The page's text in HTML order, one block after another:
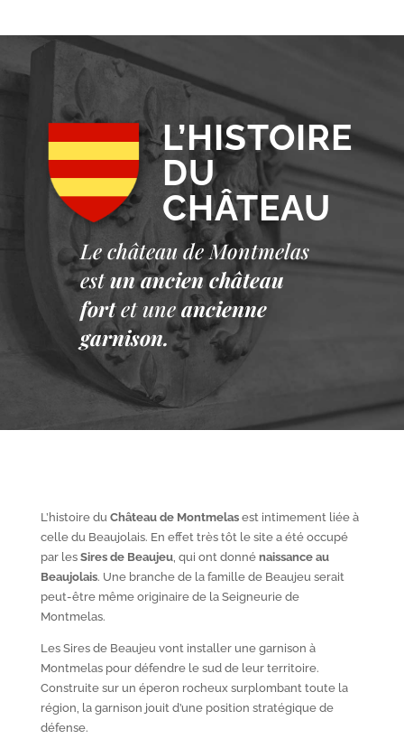
L’HISTOIRE
DU
CHÂTEAU
Le château de Montmelas
est un ancien château
fort et une ancienne
garnison.
L’histoire duChâteau de Montmelasest intimement liée à
celle du Beaujolais. En effet très tôt le site a été occupé
par les Sires de Beaujeu, qui ont donné naissance au
Beaujolais. Une branche de la famille de Beaujeu serait
peut-être même originaire de la Seigneurie de
Montmelas.
Les Sires de Beaujeu vont installer une garnison à
Montmelas pour défendre le sud de leur territoire.
Construite sur un éperon rocheux surplombant toute la
région, la garnison jouit d’une position stratégique de
défense.